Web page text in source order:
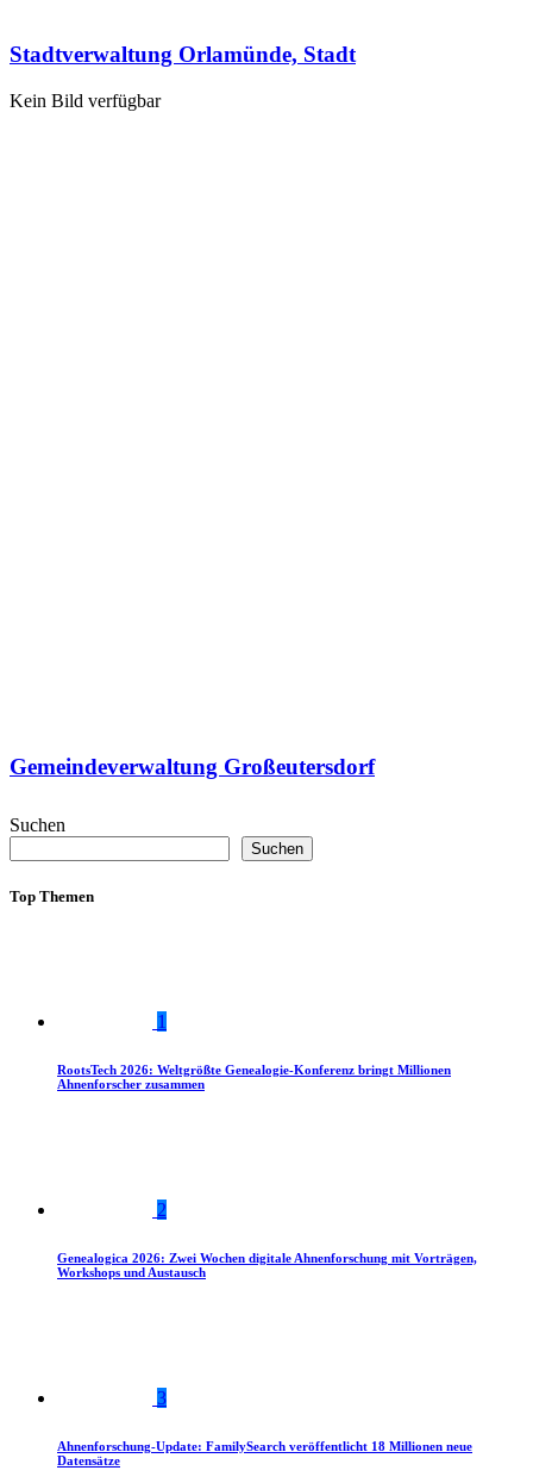
Stadtverwaltung Orlamünde, Stadt
Kein Bild verfügbar
Gemeindeverwaltung Großeutersdorf
Suchen
Suchen
Top Themen
1
RootsTech 2026: Weltgrößte Genealogie-Konferenz bringt Millionen
Ahnenforscher zusammen
2
Genealogica 2026: Zwei Wochen digitale Ahnenforschung mit Vorträgen,
Workshops und Austausch
3
Ahnenforschung-Update: FamilySearch veröffentlicht 18 Millionen neue
Datensätze